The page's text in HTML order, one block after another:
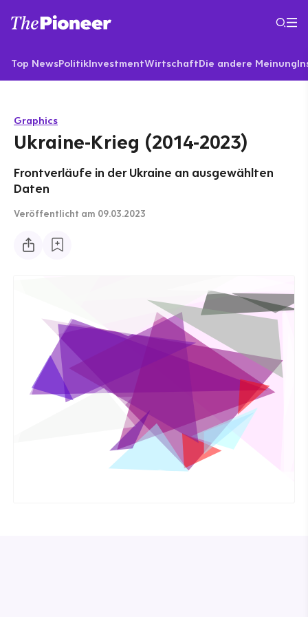
Top NewsPolitikInvestmentWirtschaftDie andere Meinung
Graphics
Ukraine-Krieg (2014-2023)
Frontverläufe in der Ukraine an ausgewählten
Daten
Veröffentlicht am 09.03.2023